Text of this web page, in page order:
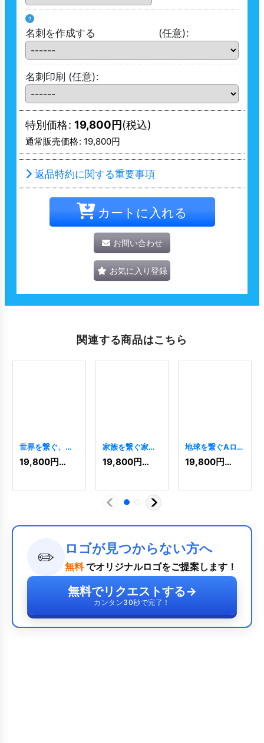
?
名刺を作成する (任意):
名刺印刷 (任意):
特別価格: 19,800円(税込)
通常販売価格: 19,800円
返品特約に関する重要事項
カートに入れる
お問い合わせ
お気に入り登録
関連する商品はこちら
世界を繋ぐ、躍
動感あふれる球
体のロゴ
19,800円(税込)
家族を繋ぐ家の
ロゴ[7678
19,800円(税込)
地球を繋ぐAロ
ゴ
4524]
19,800円(税込)
✏️ ロゴが見つからない方へ
無料 でオリジナルロゴをご提案します！
無料でリクエストする→
カンタン30秒で完了！